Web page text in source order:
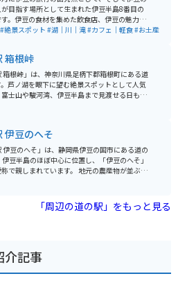
目指す場所として生まれた伊豆半島8番目の
。伊豆の食材を集めた飲食店、伊豆の魅力を
物販店、そして情報を発信する案内所、さら
った施設が集まっています。
#絶景スポット #湖｜川｜滝#カフェ｜軽食#お土産
箱根峠
箱根峠」は、神奈川県足柄下郡箱根町にある道
芦ノ湖を眼下に望む絶景スポットとして人気
士山や駿河湾、伊豆半島まで見渡せる日もあ
と、地元産の野菜やキノコをたっぷり使った
訪れる際は、駐車場からの眺
ので、ぜひ愛車を停めて絶景を楽しんでくだ
た、周辺にはワインディングロードが続くた
ングスポットとしてもおすすめです。 【その
動あり) * 定休日: 年中無休 (施設により異なる場合あり)
伊豆のへそ
伊豆のへそ」は、静岡県伊豆の国市にある道の
称で親しまれています。 地元の農産物が並ぶ直
豆の食材を使った料理が楽しめるレストラ
」も併設しており、旅の疲れを癒すことができ
山代官屋敷など、歴史的な観光スポットも点
す。 伊豆半島の中心に位置しているので、観
しても便利です。
「周辺の道の駅」をもっと見る
介記事